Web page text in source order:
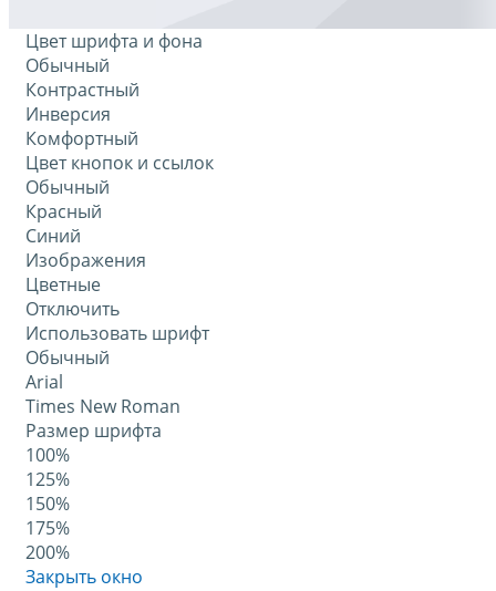
Цвет шрифта и фона
Обычный
Контрастный
Инверсия
Комфортный
Цвет кнопок и ссылок
Обычный
Красный
Синий
Изображения
Цветные
Отключить
Использовать шрифт
Обычный
Arial
Times New Roman
Размер шрифта
100%
125%
150%
175%
200%
Закрыть окно